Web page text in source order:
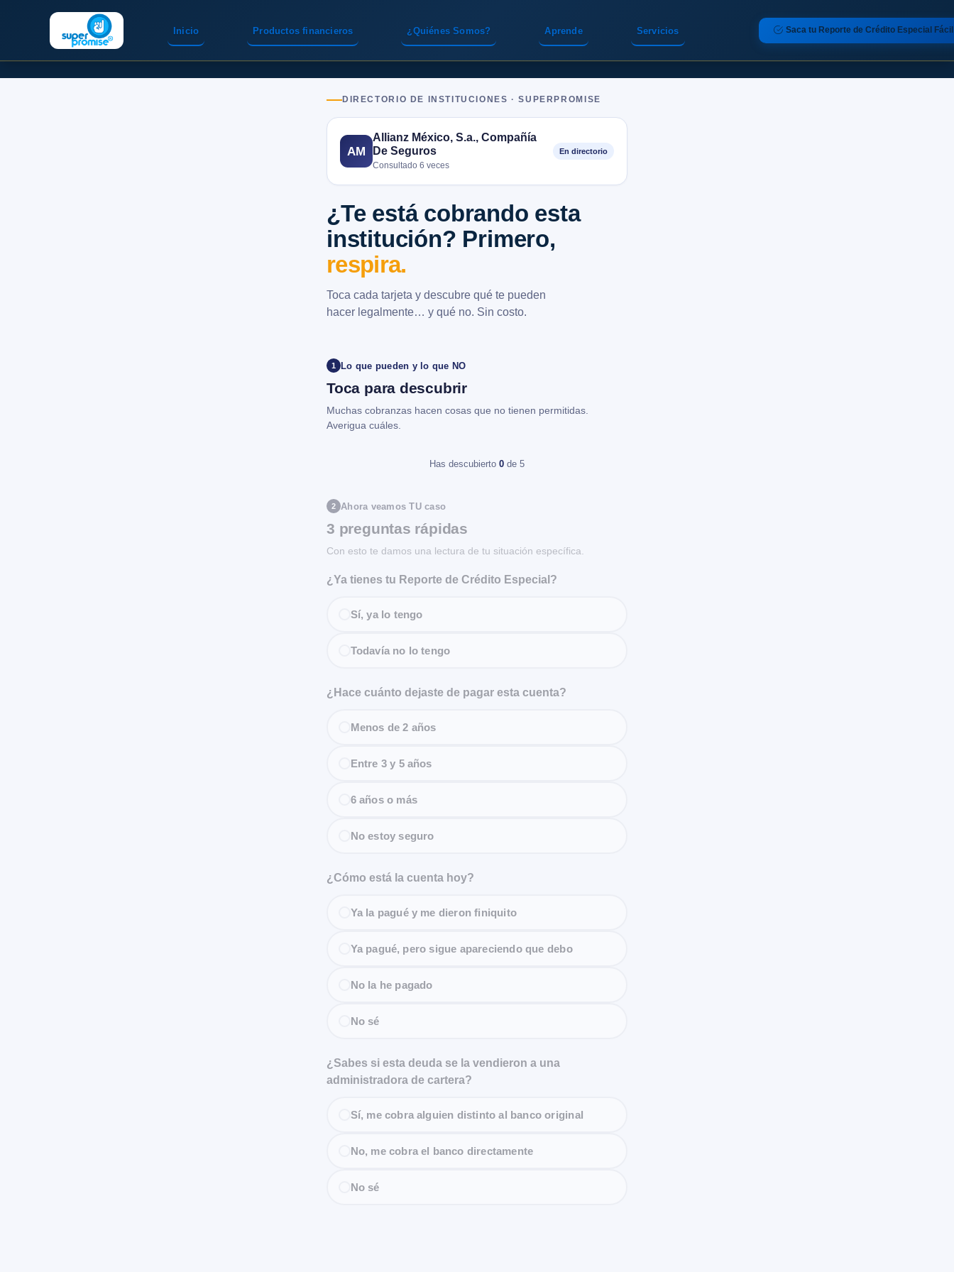
Inicio Servicios
Productos financieros ¿Quiénes Somos? Aprende Saca tu Reporte de Crédito Especial Fácil
DIRECTORIO DE INSTITUCIONES · SUPERPROMISE
AM
Allianz México, S.a., Compañía
De Seguros
Consultado 6 veces
En directorio
¿Te está cobrando esta
institución? Primero,
respira.
Toca cada tarjeta y descubre qué te pueden
hacer legalmente… y qué no. Sin costo.
1 Lo que pueden y lo que NO
Toca para descubrir
Muchas cobranzas hacen cosas que no tienen permitidas.
Averigua cuáles.
Has descubierto 0 de 5
2 Ahora veamos TU caso
3 preguntas rápidas
Con esto te damos una lectura de tu situación específica.
¿Ya tienes tu Reporte de Crédito Especial?
Sí, ya lo tengo
Todavía no lo tengo
¿Hace cuánto dejaste de pagar esta cuenta?
Menos de 2 años
Entre 3 y 5 años
6 años o más
No estoy seguro
¿Cómo está la cuenta hoy?
Ya la pagué y me dieron finiquito
Ya pagué, pero sigue apareciendo que debo
No la he pagado
No sé
¿Sabes si esta deuda se la vendieron a una
administradora de cartera?
Sí, me cobra alguien distinto al banco original
No, me cobra el banco directamente
No sé